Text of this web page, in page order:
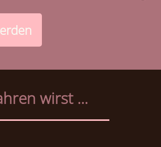
wirst ...